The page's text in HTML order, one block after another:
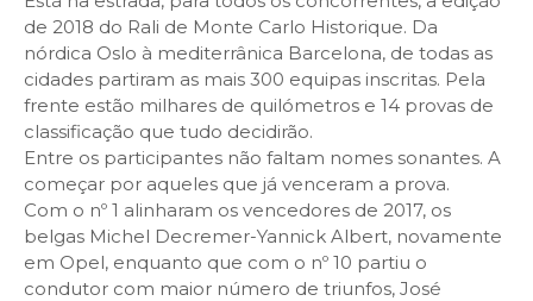
de 2018 do Rali de Monte Carlo Historique. Da
nórdica Oslo à mediterrânica Barcelona, de todas as
cidades partiram as mais 300 equipas inscritas. Pela
frente estão milhares de quilómetros e 14 provas de
classificação que tudo decidirão.
Entre os participantes não faltam nomes sonantes. A
começar por aqueles que já venceram a prova.
Com o nº 1 alinharam os vencedores de 2017, os
belgas Michel Decremer-Yannick Albert, novamente
em Opel, enquanto que com o nº 10 partiu o
condutor com maior número de triunfos, José